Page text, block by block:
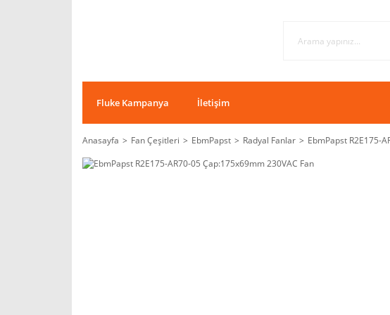
Fluke Kampanya İletişim
Anasayfa Fan Çeşitleri EbmPapst Radyal Fanlar
EbmPapst R2E175-